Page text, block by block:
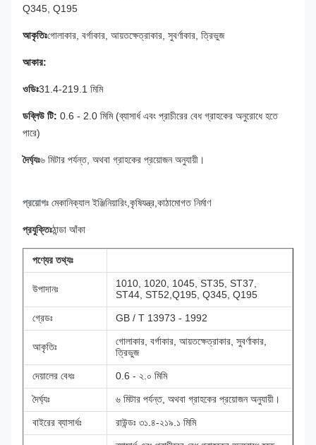
Q345, Q195
আকৃতিঃগোলাকার, বর্গাকার, আয়তক্ষেত্রাকার, সুবর্ণাকার, ত্রিভুজ
আকার:
ওডিঃ31.4-219.1 মিমি
ডব্লিউ টি: 0.6 - 2.0 মিমি (ব্যাসার্ধ এবং প্রাচীরের বেধ গ্রাহকের অনুরোধে হতে
পারে)
দৈর্ঘ্যঃ৬ মিটার পর্যন্ত, অথবা গ্রাহকের প্রয়োজন অনুযায়ী।
প্রয়োগঃ মেকানিক্যাল ইঞ্জিনিয়ারিং, কৃষিযন্ত্র, কাঠামোগত নির্মাণ
প্রযুক্তিঃঠান্ডা আঁকা
পণ্যের তথ্যঃ
উপাদানঃ
1010, 1020, 1045, ST35, ST37,
ST44, ST52,Q195, Q345, Q195
গ্রেডঃ GB / T 13973 - 1992
আকৃতিঃ
গোলাকার, বর্গাকার, আয়তক্ষেত্রাকার, সুবর্ণাকার,
ত্রিভুজ
দেয়ালের বেধঃ 0.6 - ২.০ মিমি
দৈর্ঘ্যঃ ৬ মিটার পর্যন্ত, অথবা গ্রাহকের প্রয়োজন অনুযায়ী।
বাইরের ব্যাসার্ধঃ রাউন্ডঃ ৩১.৪-২১৯.১ মিমি